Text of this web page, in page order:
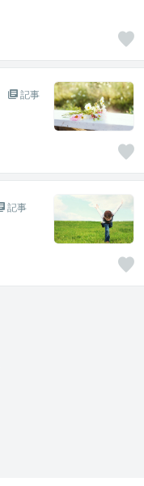
記事
記事